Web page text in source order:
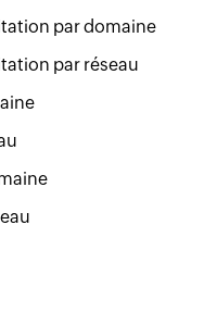
par domaine
par réseau